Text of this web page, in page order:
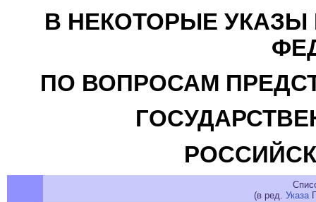
В НЕКОТОРЫЕ
ПО ВОПРОСАМ
(в ред. Указа